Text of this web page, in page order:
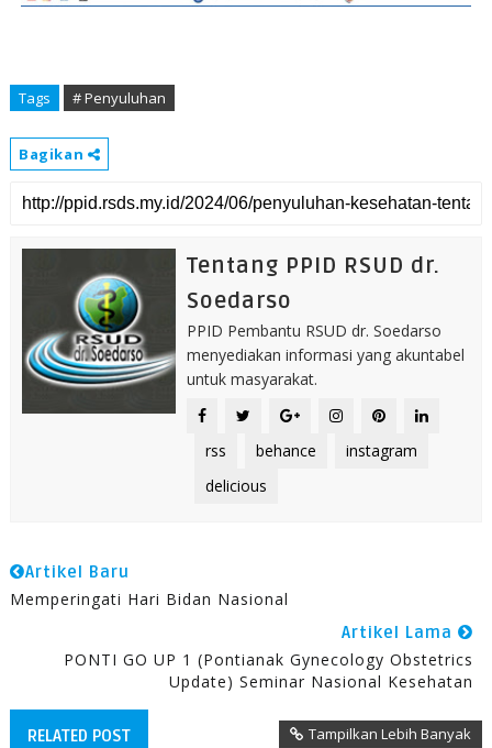
Tags # Penyuluhan
Bagikan
Tentang PPID RSUD dr.
Soedarso
PPID Pembantu RSUD dr. Soedarso
menyediakan informasi yang akuntabel
untuk masyarakat.
rss behance
instagram
delicious
Artikel Baru
Memperingati Hari Bidan Nasional
Artikel Lama
PONTI GO UP 1 (Pontianak Gynecology Obstetrics
Update) Seminar Nasional Kesehatan
RELATED POST Tampilkan Lebih Banyak